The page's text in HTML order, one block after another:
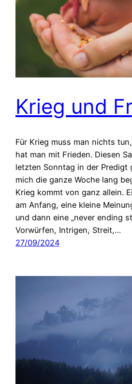
Krieg und
Für Krieg muss man nichts
hat man mit Frieden. Diesen
letzten Sonntag in der Predigt
mich die ganze Woche lang
Krieg kommt von ganz allein.
am Anfang, eine kleine
und dann eine „never ending
Vorwürfen, Intrigen, Streit,…
27/09/2024